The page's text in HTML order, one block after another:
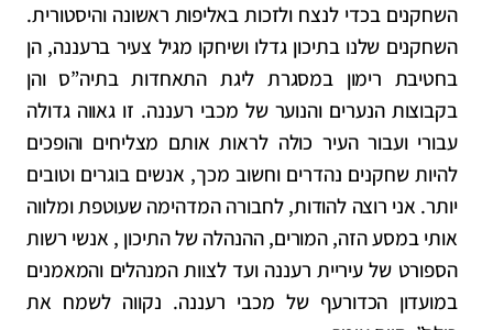
השחקניםבכדי לנצח ולזכות באליפות ראשונה והיסטורית.
השחקנים שלנו בתיכון גדלו ושיחקו מגיל צעיר ברעננה, הן
בחטיבת רימון במסגרת ליגת התאחדות בתיה”ס והן
בקבוצות הנערים והנוער של מכבי רעננה. זו גאווה גדולה
עבורי ועבור העיר כולה לראות אותם מצליחים והופכים
להיות שחקנים נהדרים וחשוב מכך, אנשים בוגרים וטובים
יותר. אני רוצה להודות, לחבורה המדהימה שעוטפת ומלווה
אותי במסע הזה, המורים, ההנהלה של התיכון , אנשי רשות
הספורט של עיריית רעננה ועד לצוות המנהלים והמאמנים
במועדון הכדורעף של מכבי רעננה. נקווה לשמח את